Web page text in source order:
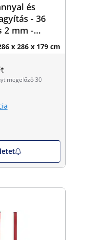
és
- 36
2 mm -
x 286 x 179 cm
megelőző 30